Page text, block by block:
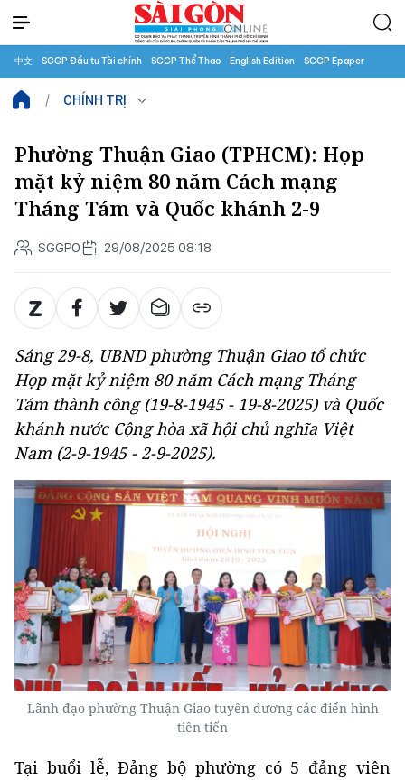
中文 SGGP Đầu tư Tài chính SGGP Thể Thao English Edition SGGP Epaper
CHÍNH TRỊ
Phường Thuận Giao (TPHCM): Họp
mặt kỷ niệm 80 năm Cách mạng
Tháng Tám và Quốc khánh 2-9
SGGPO 29/08/2025 08:18
Sáng 29-8, UBND phường Thuận Giao tổ chức
Họp mặt kỷ niệm 80 năm Cách mạng Tháng
Tám thành công (19-8-1945 - 19-8-2025) và Quốc
khánh nước Cộng hòa xã hội chủ nghĩa Việt
Nam (2-9-1945 - 2-9-2025).
Lãnh đạo phường Thuận Giao tuyên dương các điển hình
tiên tiến
Tại buổi lễ, Đảng bộ phường có 5 đảng viên